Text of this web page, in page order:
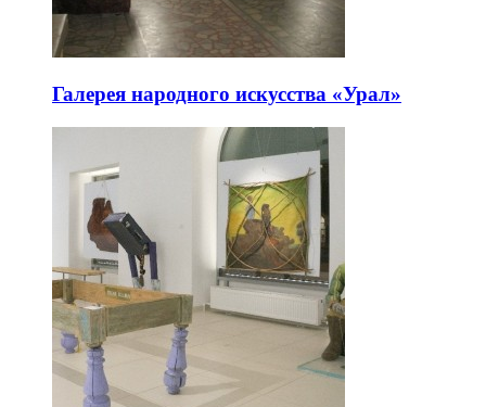
Галерея народного искусства «Урал»